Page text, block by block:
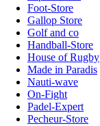
Foot-Store
Gallop Store
Golf and co
Handball-Store
House of Rugby
Made in Paradis
Nauti-wave
On-Fight
Padel-Expert
Pecheur-Store